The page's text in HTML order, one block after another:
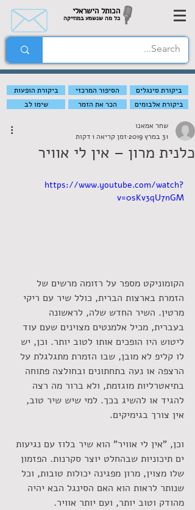
הכותל הישראלי
כל מה שנשמע במוזיקה
ביקורת הופעות הסיפור המרכזי
ביקורת סינגלים
שימו לב
הכר את הזמר ביקורת אלבומים
כלנית מרון – אין לי אוויר
שחר אמאנו
31 במרץ 2019
זמן קריאה 1 דקות
https://www.youtube.com/watch?
v=0sKv3qU7nGM
הקומוניקט מספר על רזומה מרשים של
הזמרת בארצות הברית, כולל שיר עם ריקי
מרטין. השיר החדש שלה, לראשונה
בעברית, מכיל אלמנטים מצוינים שעם עוד
ליטוש היו הופכים אותו לטוב יותר. וכן, יש
לו קליפ לא מובן, שבו הזמרת מתגלגלת על
הרצפה או נעה בתחתונים ובחולצה פתוחה
בתיאטרליות מוגזמת, ולא ברור מה רצה
להגיד או להשיג בכך. למי שיש שיר טוב,
אין צורך בגימיקים.
וכן, "אין לי אוויר" הוא שיר בלוז עם נגיעות
ים תיכוניות שבהחלט יוצר סקרנות. הפזמון
שלו מצוין, מרון מפגינה יכולות טובות, וכל
שנותר לראות הוא האם הסינגל הבא יהיה
מהודק וטוב יותר, ועם יותר אוויר.